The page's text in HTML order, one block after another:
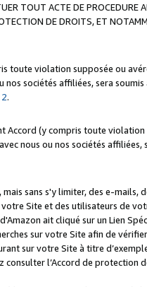
TOUT ACTE DE PROCEDURE
DE DROITS, ET
toute violation supposée ou
sociétés affiliées, sera
.
Accord (y compris toute
nous ou nos sociétés
sans s'y limiter, des e-mails,
Site et des utilisateurs de
ait cliqué sur un Lien
sur votre Site afin de
sur votre Site à titre
l’Accord de protection